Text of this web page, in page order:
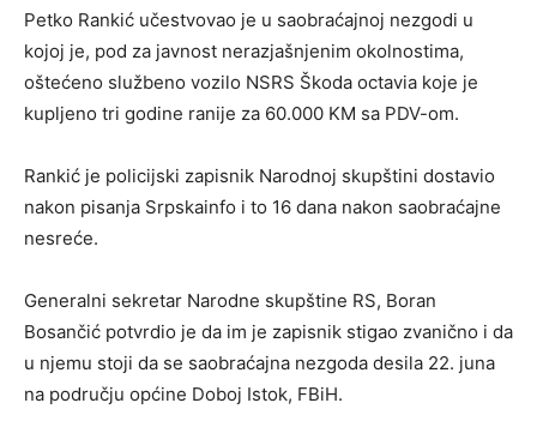
Petko Rankić učestvovao je u saobraćajnoj nezgodi u
kojoj je, pod za javnost nerazjašnjenim okolnostima,
oštećeno službeno vozilo NSRS Škoda octavia koje je
kupljeno tri godine ranije za 60.000 KM sa PDV-om.
Rankić je policijski zapisnik Narodnoj skupštini dostavio
nakon pisanja Srpskainfo i to 16 dana nakon saobraćajne
nesreće.
Generalni sekretar Narodne skupštine RS, Boran
Bosančić potvrdio je da im je zapisnik stigao zvanično i da
u njemu stoji da se saobraćajna nezgoda desila 22. juna
na području općine Doboj Istok, FBiH.